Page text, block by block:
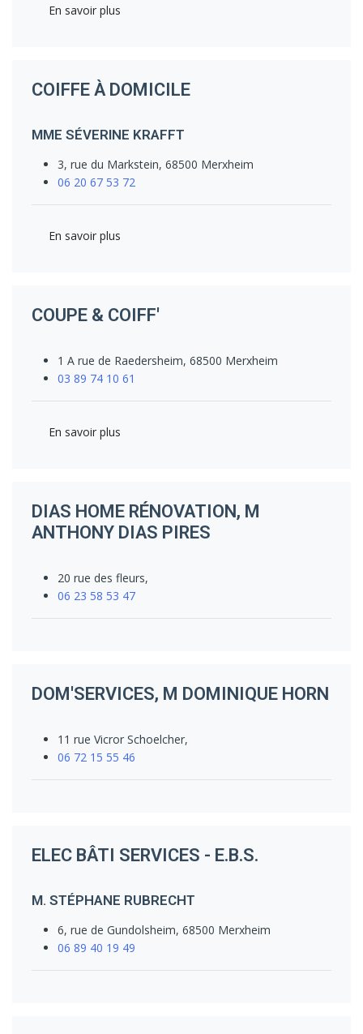
En savoir plus
COIFFE À DOMICILE
MME SÉVERINE KRAFFT
3, rue du Markstein, 68500 Merxheim
06 20 67 53 72
En savoir plus
COUPE & COIFF'
1 A rue de Raedersheim, 68500 Merxheim
03 89 74 10 61
En savoir plus
DIAS HOME RÉNOVATION, M
ANTHONY DIAS PIRES
20 rue des fleurs,
06 23 58 53 47
DOM'SERVICES, M DOMINIQUE HORN
11 rue Vicror Schoelcher,
06 72 15 55 46
ELEC BÂTI SERVICES - E.B.S.
M. STÉPHANE RUBRECHT
6, rue de Gundolsheim, 68500 Merxheim
06 89 40 19 49